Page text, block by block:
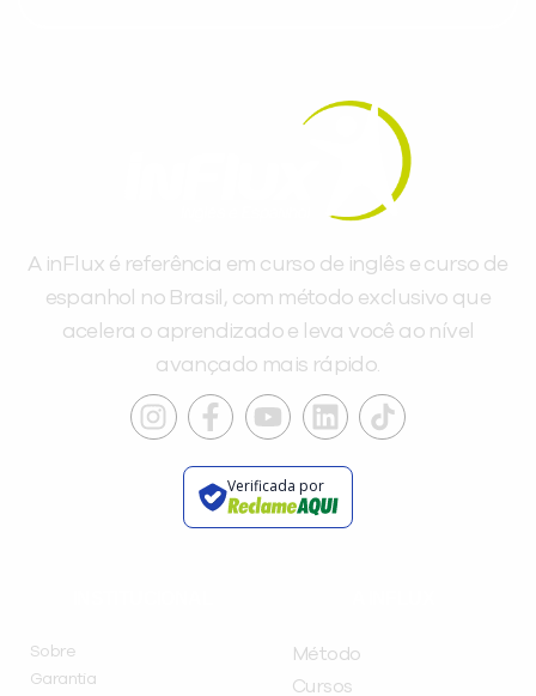
A inFlux é referência em curso de inglês e curso de
espanhol no Brasil, com método exclusivo que
acelera o aprendizado e leva você ao nível
avançado mais rápido.
Verificada por
Sobre
Garantia
Método
Cursos